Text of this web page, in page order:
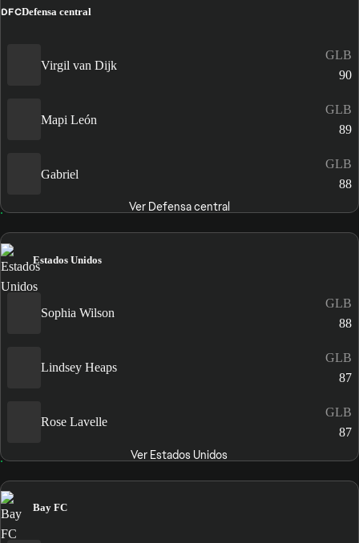
DFCDefensa central
Virgil van Dijk
GLB
90
Mapi León
GLB
89
Gabriel
GLB
88
Ver Defensa central
Estados Unidos
Sophia Wilson
GLB
88
Lindsey Heaps
GLB
87
Rose Lavelle
GLB
87
Ver Estados Unidos
Bay FC